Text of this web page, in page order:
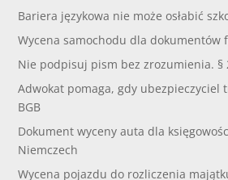
Bariera językowa nie może osłabić
Wycena samochodu dla dokumentów
Nie podpisuj pism bez zrozumienia. §
Adwokat pomaga, gdy ubezpieczyciel
BGB
Dokument wyceny auta dla
Niemczech
Wycena pojazdu do rozliczenia